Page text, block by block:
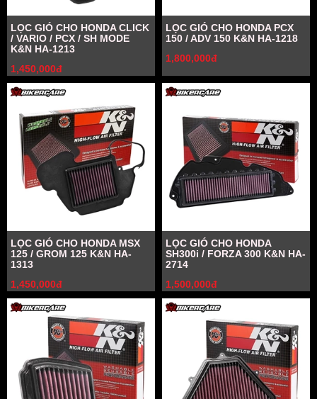
LỌC GIÓ CHO HONDA CLICK
/ VARIO / PCX / SH MODE
K&N HA-1213
1,450,000đ
LỌC GIÓ CHO HONDA PCX
150 / ADV 150 K&N HA-1218
1,800,000đ
LỌC GIÓ CHO HONDA MSX
125 / GROM 125 K&N HA-
1313
1,450,000đ
LỌC GIÓ CHO HONDA
SH300i / FORZA 300 K&N HA-
2714
1,500,000đ